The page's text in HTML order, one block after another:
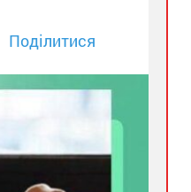
Поділитися